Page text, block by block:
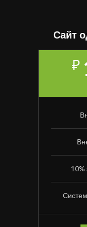
Сайт
₽
10%